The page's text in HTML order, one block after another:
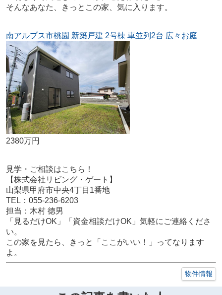
そんなあなた、きっとこの家、気に入ります。
南アルプス市桃園 新築戸建 2号棟 車並列2台 広々お庭
2380万円
見学・ご相談はこちら！
【株式会社リビング・ゲート】
山梨県甲府市中央4丁目1番地
TEL：055-236-6203
担当：木村 徳男
「見るだけOK」「資金相談だけOK」気軽にご連絡くださ
い。
この家を見たら、きっと「ここがいい！」ってなります
よ。
物件情報